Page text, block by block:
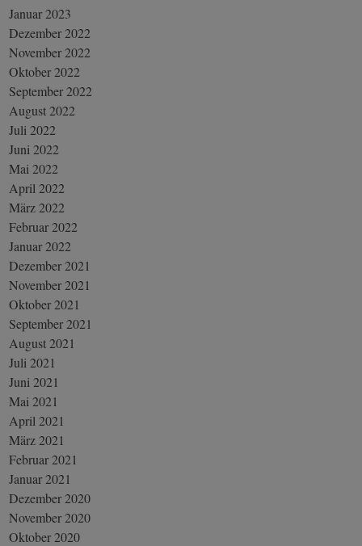
Januar 2023
Dezember 2022
November 2022
Oktober 2022
September 2022
August 2022
Juli 2022
Juni 2022
Mai 2022
April 2022
März 2022
Februar 2022
Januar 2022
Dezember 2021
November 2021
Oktober 2021
September 2021
August 2021
Juli 2021
Juni 2021
Mai 2021
April 2021
März 2021
Februar 2021
Januar 2021
Dezember 2020
November 2020
Oktober 2020